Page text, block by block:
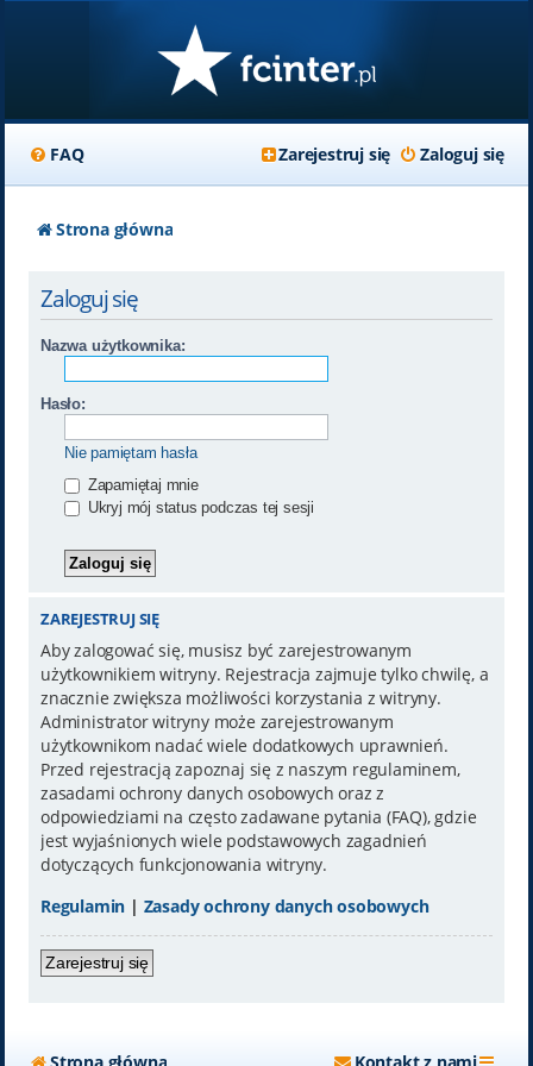
FAQ Zaloguj się
Zarejestruj się
Strona główna
Zaloguj się
Nazwa użytkownika:
Hasło:
Nie pamiętam hasła
Zapamiętaj mnie
Ukryj mój status podczas tej sesji
ZAREJESTRUJ SIĘ
Aby zalogować się, musisz być zarejestrowanym
użytkownikiem witryny. Rejestracja zajmuje tylko chwilę, a
znacznie zwiększa możliwości korzystania z witryny.
Administrator witryny może zarejestrowanym
użytkownikom nadać wiele dodatkowych uprawnień.
Przed rejestracją zapoznaj się z naszym regulaminem,
zasadami ochrony danych osobowych oraz z
odpowiedziami na często zadawane pytania (FAQ), gdzie
jest wyjaśnionych wiele podstawowych zagadnień
dotyczących funkcjonowania witryny.
Regulamin | Zasady ochrony danych osobowych
Zarejestruj się
Strona główna Kontakt z nami